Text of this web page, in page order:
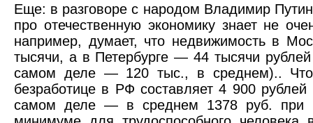
Еще: в разговоре с народом Владимир Путин
про отечественную экономику знает не
например, думает, что недвижимость в
тысячи, а в Петербурге — 44 тысячи
самом деле — 120 тыс., в среднем)..
безработице в РФ составляет 4 900
самом деле — в среднем 1378 руб. при